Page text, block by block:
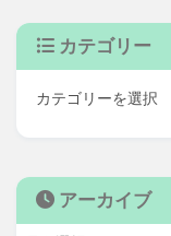
カテゴリー
アーカイブ